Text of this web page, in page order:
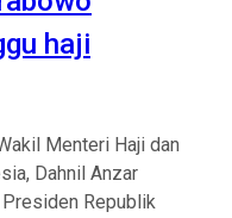
haji
Menteri Haji dan
Dahnil Anzar
Republik